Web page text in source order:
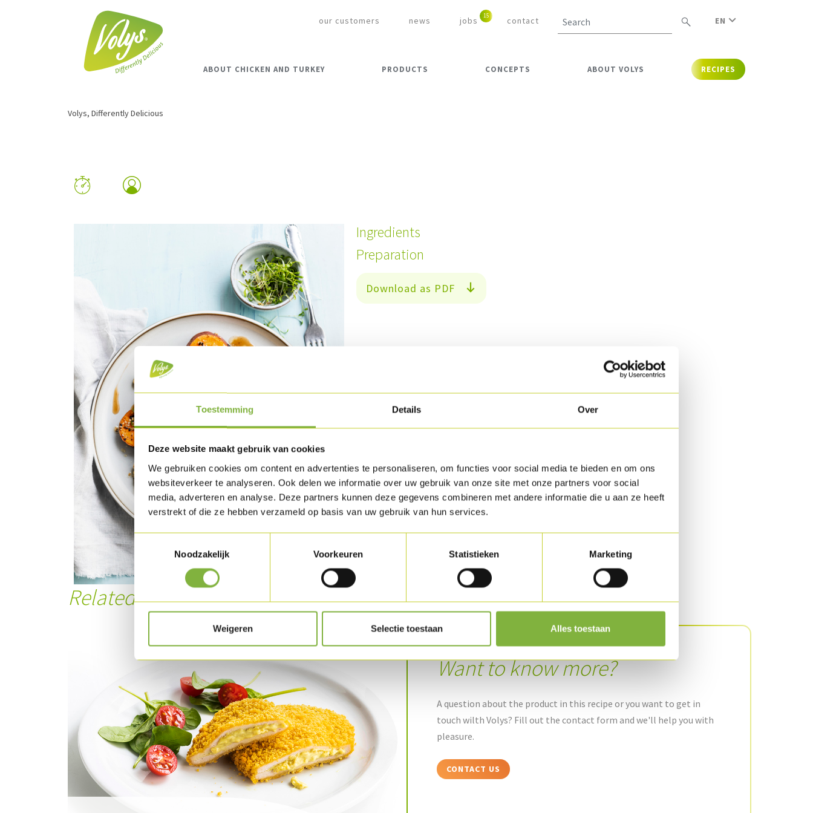
Toestemming Details Over
Deze website maakt gebruik van cookies
We gebruiken cookies om content en advertenties te personaliseren, om functies voor social media te bieden en om ons
websiteverkeer te analyseren. Ook delen we informatie over uw gebruik van onze site met onze partners voor social
media, adverteren en analyse. Deze partners kunnen deze gegevens combineren met andere informatie die u aan ze heeft
verstrekt of die ze hebben verzameld op basis van uw gebruik van hun services.
Toestemmingsselectie
Noodzakelijk
Voorkeuren Statistieken Marketing
Weigeren Selectie toestaan Alles toestaan
our customers news jobs contact EN
ABOUT CHICKEN AND TURKEY PRODUCTS CONCEPTS ABOUT VOLYS RECIPES
Volys, Differently Delicious
Ingredients
Preparation
Download as PDF
Related products
Want to know more?
A question about the product in this recipe or you want to get in
touch wilth Volys? Fill out the contact form and we'll help you with
pleasure.
CONTACT US